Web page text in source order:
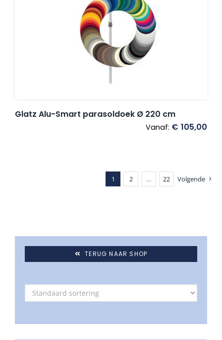
Glatz Alu-Smart parasoldoek Ø 220 cm
Vanaf: € 105,00
1 2 … 22 Volgende
TERUG NAAR SHOP